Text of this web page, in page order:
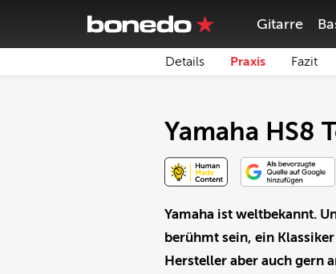
Gitarre
Details Praxis Fazit
Yamaha HS8
Yamaha ist weltbekannt.
berühmt sein, ein
Hersteller aber auch gern